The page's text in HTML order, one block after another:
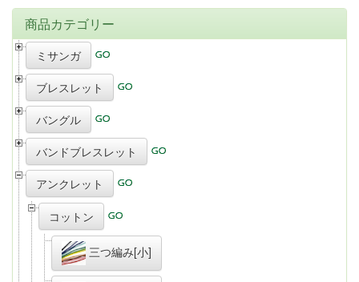
商品カテゴリー
ミサンガ
ブレスレット
バングル
バンドブレスレット
アンクレット
コットン
三つ編み[小]